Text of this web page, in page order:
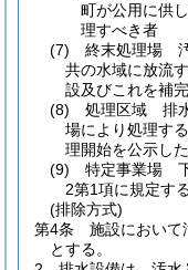
町が公用に供
理すべき者
(7)
終末処理場
共の水域に放流
設及びこれを補
(8)
処理区域 排
場により処理す
理開始を公示し
(9)
特定事業場
2第1項に規定す
(排除方式)
第4条
施設において
とする。